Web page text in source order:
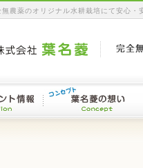
農薬のオリジナル水耕栽培にて安心